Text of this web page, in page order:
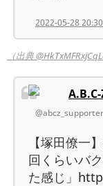
2022-05-28
（出典
【塚田僚一
回くらいバ
た感じ」